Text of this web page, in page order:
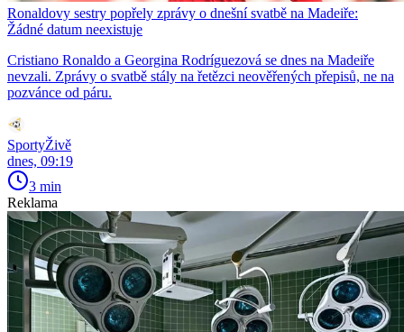
Ronaldovy sestry popřely zprávy o dnešní svatbě na Madeiře:
Žádné datum neexistuje
Cristiano Ronaldo a Georgina Rodríguezová se dnes na Madeiře
nevzali. Zprávy o svatbě stály na řetězci neověřených přepisů, ne na
pozvánce od páru.
SportyŽivě
dnes, 09:19
3 min
Reklama